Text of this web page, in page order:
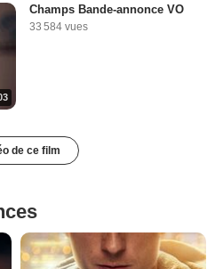
Champs Bande-annonce VO
33 584 vues
de ce film